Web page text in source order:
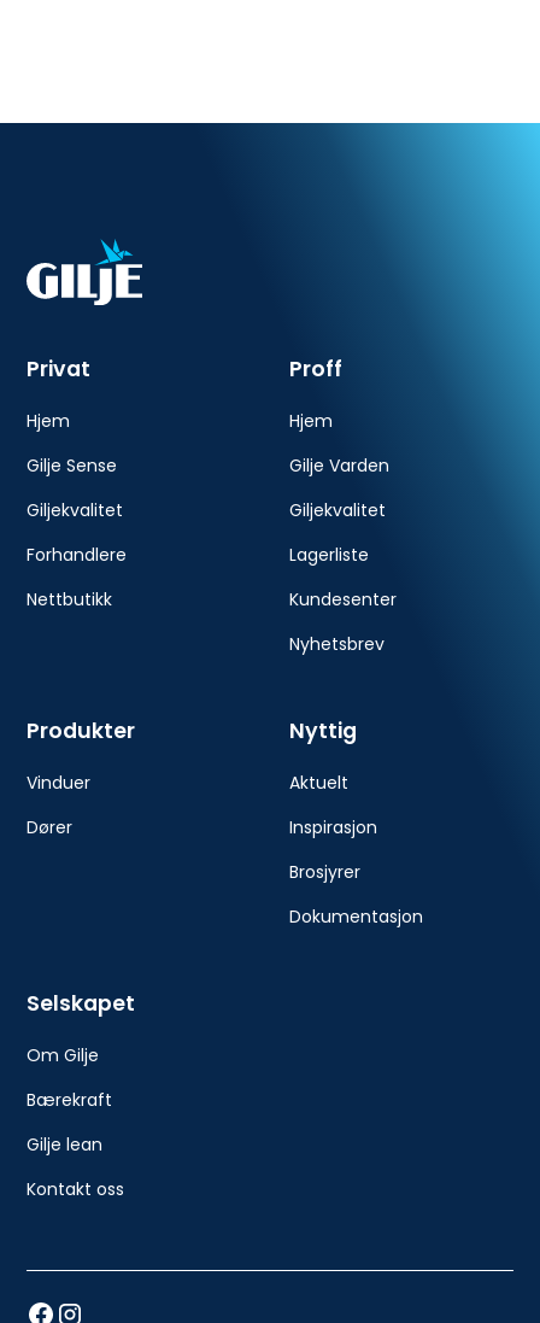
Privat
Hjem
Gilje Sense
Giljekvalitet
Forhandlere
Nettbutikk
Proff
Hjem
Gilje Varden
Giljekvalitet
Lagerliste
Kundesenter
Nyhetsbrev
Produkter
Vinduer
Dører
Nyttig
Aktuelt
Inspirasjon
Brosjyrer
Dokumentasjon
Selskapet
Om Gilje
Bærekraft
Gilje lean
Kontakt oss